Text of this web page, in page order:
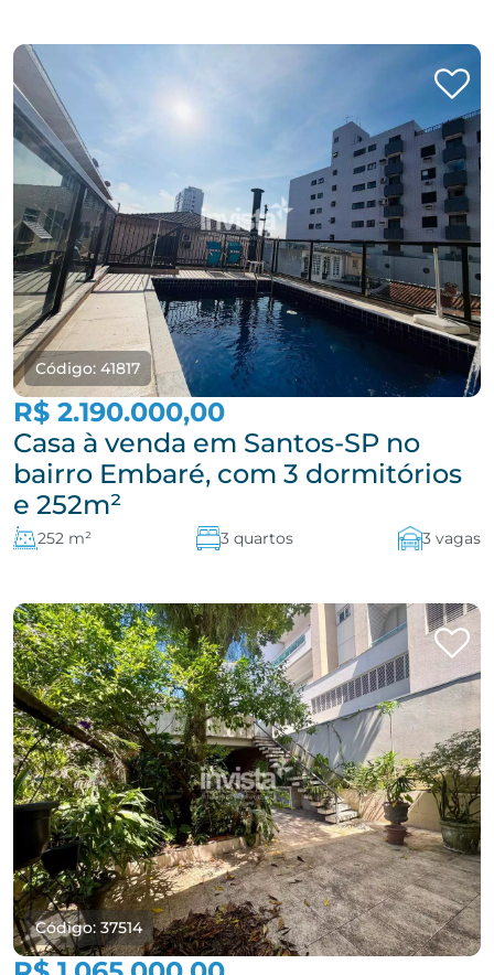
Código: 41817
R$ 2.190.000,00
Casa à venda em Santos-SP no
bairro Embaré, com 3 dormitórios
e 252m²
252 m² 3 quartos 3 vagas
Código: 37514